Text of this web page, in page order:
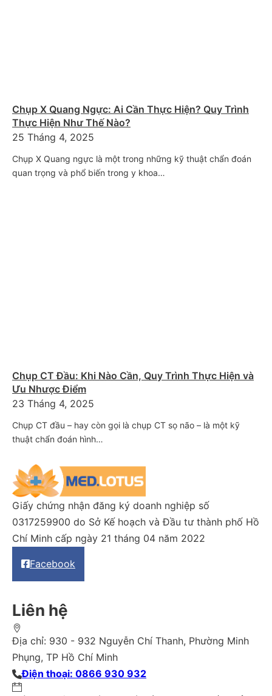
Chụp X Quang Ngực: Ai Cần Thực Hiện? Quy Trình
Thực Hiện Như Thế Nào?
25 Tháng 4, 2025
Chụp X Quang ngực là một trong những kỹ thuật chẩn đoán
quan trọng và phổ biến trong y khoa…
Chụp CT Đầu: Khi Nào Cần, Quy Trình Thực Hiện và
Ưu Nhược Điểm
23 Tháng 4, 2025
Chụp CT đầu – hay còn gọi là chụp CT sọ não – là một kỹ
thuật chẩn đoán hình…
Giấy chứng nhận đăng ký doanh nghiệp số
0317259900 do Sở Kế hoạch và Đầu tư thành phố Hồ
Chí Minh cấp ngày 21 tháng 04 năm 2022
Facebook
Liên hệ
Địa chỉ: 930 - 932 Nguyễn Chí Thanh, Phường Minh
Phụng, TP Hồ Chí Minh
Điện thoại: 0866 930 932